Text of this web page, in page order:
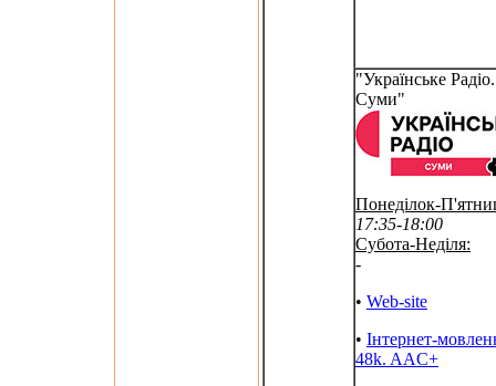
"Українське Радіо.
Суми"
Понеділок-
17:35-18:00
Субота-Неділя:
-
• Web-site
• Інтернет-
48k. AAC+